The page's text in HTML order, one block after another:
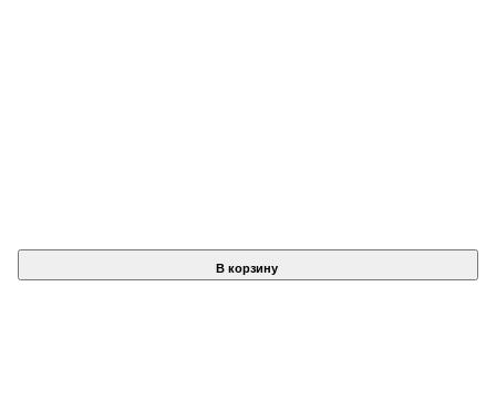
В корзину